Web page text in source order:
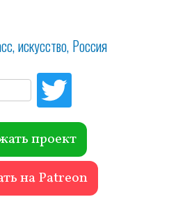
искусство Россия
r
проект
на Patreon